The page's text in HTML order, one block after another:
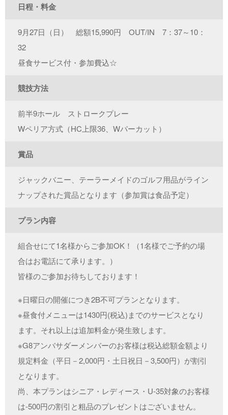
日程・料金
9月27日（日） 総額15,990円 OUT/IN 7：37～10：
32
昼食サービス付・参加費込☆
競技方法
前半9ホール ストロークプレー
Wペリア方式（HC上限36、Wパーカット）
賞品
ジャックバニー、テーラーメイドのゴルフ用品がライン
ナップされた賞品となります（参加賞は食品予定）
プラン内容
組合せにて1名様からご参加OK！（1名様でご予約の場
合はお電話にて承ります。）
皆様のご参加お待ちしております！
※日曜日の開催につき2B不可プランとなります。
※昼食付メニューは1430円(税込)までのサービスとなり
ます。それ以上は追加料金が発生致します。
※G8アンバサダーメンバーのお客様は税込総額金額より
規定料金（平日－2,000円・土日祝日－3,500円）が割引
となります。
尚、本プランはシニア・レディース・U-35対象のお客様
は-500円の割引と粗品のプレゼントはございません。